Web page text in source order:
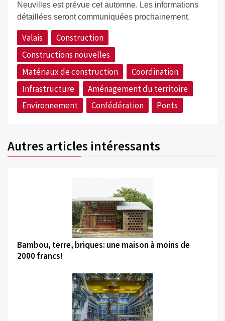
Neuvilles est prévue cet automne. Les informations
détaillées seront communiquées prochainement.
Valais
Construction
Constructions nouvelles
Matériaux de construction
Coordination
Infrastructure
Aménagement du territoire
Environnement
Confédération Ponts
Autres articles intéressants
©
Bambou, terre, briques: une maison à moins de
2000 francs!